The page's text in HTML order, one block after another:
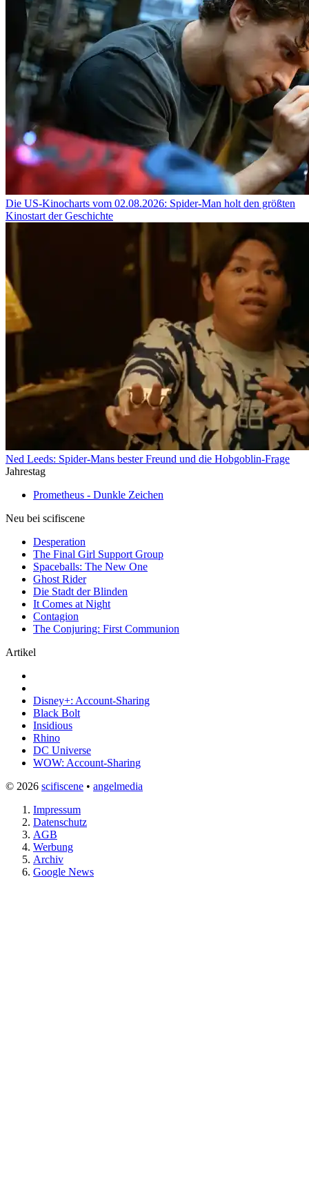
Die US-Kinocharts vom 02.08.2026: Spider-Man holt den größten
Kinostart der Geschichte
Ned Leeds: Spider-Mans bester Freund und die Hobgoblin-Frage
Jahrestag
Prometheus - Dunkle Zeichen
Neu bei scifiscene
Desperation
The Final Girl Support Group
Spaceballs: The New One
Ghost Rider
Die Stadt der Blinden
It Comes at Night
Contagion
The Conjuring: First Communion
Artikel
Disney+: Account-Sharing
Black Bolt
Insidious
Rhino
DC Universe
WOW: Account-Sharing
© 2026 scifiscene • angelmedia
Impressum
Datenschutz
AGB
Werbung
Archiv
Google News